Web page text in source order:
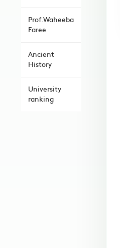
Prof.Waheeba
Faree
Ancient
History
University
ranking